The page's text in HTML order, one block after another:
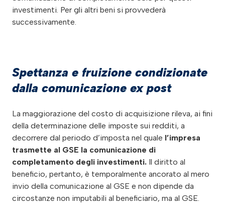
investimenti. Per gli altri beni si provvederà
successivamente.
Spettanza e fruizione condizionate
dalla comunicazione ex post
La maggiorazione del costo di acquisizione rileva, ai fini
della determinazione delle imposte sui redditi, a
decorrere dal periodo d’imposta nel quale l’impresa
trasmette al GSE la comunicazione di
completamento degli investimenti. Il diritto al
beneficio, pertanto, è temporalmente ancorato al mero
invio della comunicazione al GSE e non dipende da
circostanze non imputabili al beneficiario, ma al GSE.